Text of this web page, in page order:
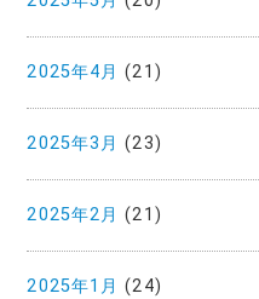
2025年4月 (21)
2025年3月 (23)
2025年2月 (21)
2025年1月 (24)